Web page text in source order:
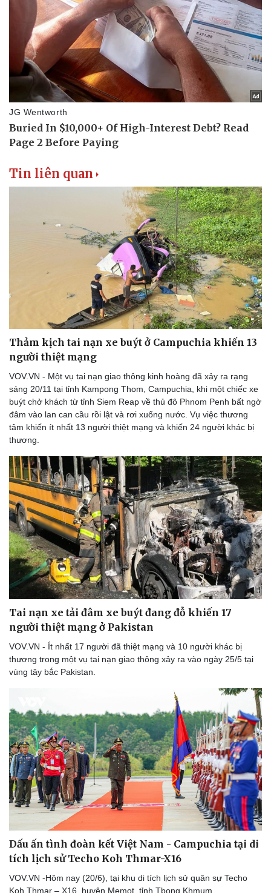
Bóng đá
Lịch thi đấu bóng đá
Thế giới thể thao
eSports
Ô tô - Xe máy
Ô tô
Tư vấn
Tin liên quan
Thảm kịch tai nạn xe buýt ở Campuchia khiến 13
người thiệt mạng
VOV.VN - Một vụ tai nạn giao thông kinh hoàng đã xảy ra rạng
sáng 20/11 tại tỉnh Kampong Thom, Campuchia, khi một chiếc xe
buýt chở khách từ tỉnh Siem Reap về thủ đô Phnom Penh bất ngờ
đâm vào lan can cầu rồi lật và rơi xuống nước. Vụ việc thương
tâm khiến ít nhất 13 người thiệt mạng và khiến 24 người khác bị
thương.
Tai nạn xe tải đâm xe buýt đang đỗ khiến 17
người thiệt mạng ở Pakistan
VOV.VN - Ít nhất 17 người đã thiệt mạng và 10 người khác bị
thương trong một vụ tai nạn giao thông xảy ra vào ngày 25/5 tại
vùng tây bắc Pakistan.
Dấu ấn tình đoàn kết Việt Nam - Campuchia tại di
tích lịch sử Techo Koh Thmar-X16
VOV.VN -Hôm nay (20/6), tại khu di tích lịch sử quân sự Techo
Koh Thmar – X16, huyện Memot, tỉnh Tbong Khmum,